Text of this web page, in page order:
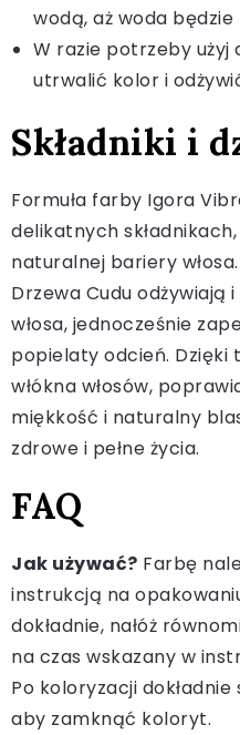
wodą, aż woda
W razie potrzeby użyj
utrwalić kolor i
Składniki i
Formuła farby Igora
delikatnych
naturalnej bariery
Drzewa Cudu
włosa, jednocześnie
popielaty odcień.
włókna włosów,
miękkość i naturalny
zdrowe i pełne życia.
FAQ
Jak używać? Farbę
instrukcją na
dokładnie, nałóż
na czas wskazany w
Po koloryzacji dokładnie
aby zamknąć koloryt.